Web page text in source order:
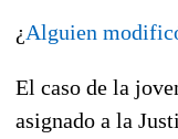
¿ Alguien
El caso de la
asignado a la